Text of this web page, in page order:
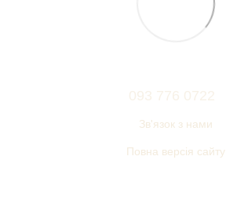
093 776 0722
Зв'язок з нами
Повна версія сайту